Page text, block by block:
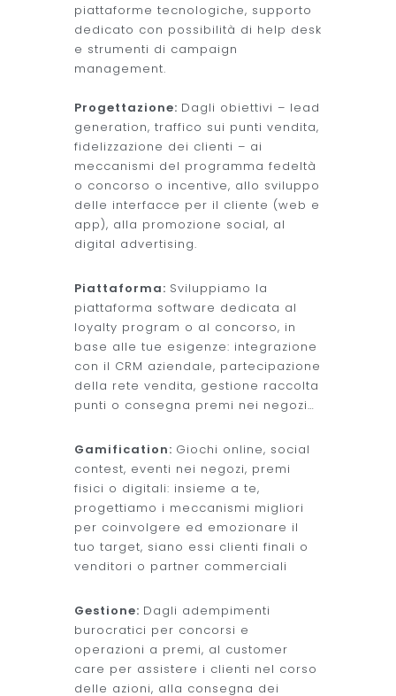
piattaforme tecnologiche, supporto
dedicato con possibilità di help desk
e strumenti di campaign
management.
Progettazione: Dagli obiettivi – lead
generation, traffico sui punti vendita,
fidelizzazione dei clienti – ai
meccanismi del programma fedeltà
o concorso o incentive, allo sviluppo
delle interfacce per il cliente (web e
app), alla promozione social, al
digital advertising.
Piattaforma: Sviluppiamo la
piattaforma software dedicata al
loyalty program o al concorso, in
base alle tue esigenze: integrazione
con il CRM aziendale, partecipazione
della rete vendita, gestione raccolta
punti o consegna premi nei negozi…
Gamification: Giochi online, social
contest, eventi nei negozi, premi
fisici o digitali: insieme a te,
progettiamo i meccanismi migliori
per coinvolgere ed emozionare il
tuo target, siano essi clienti finali o
venditori o partner commerciali
Gestione: Dagli adempimenti
burocratici per concorsi e
operazioni a premi, al customer
care per assistere i clienti nel corso
delle azioni, alla consegna dei